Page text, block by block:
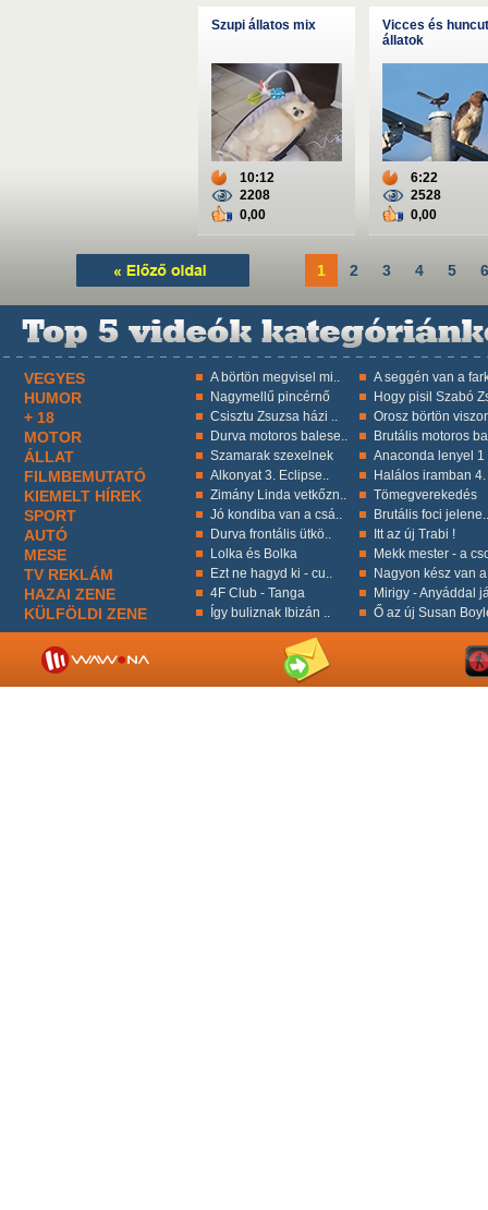
Szupi állatos mix
10:12
2208
0,00
Vicces és huncut
állatok
6:22
2528
0,00
1 2 3 4 5 6
VEGYES A börtön megvisel mi.. A seggén van a
HUMOR Nagymellű pincérnő Hogy pisil Szabó
+ 18 Csisztu Zsuzsa házi .. Orosz börtön
MOTOR Durva motoros balese.. Brutális motoros
ÁLLAT Szamarak szexelnek Anaconda lenyel 1
FILMBEMUTATÓ Alkonyat 3. Eclipse.. Halálos iramban 4.
KIEMELT HÍREK Zimány Linda vetkőzn.. Tömegverekedés
SPORT Jó kondiba van a csá.. Brutális foci jelene..
AUTÓ Durva frontális ütkö.. Itt az új Trabi !
MESE Lolka és Bolka Mekk mester - a
TV REKLÁM Ezt ne hagyd ki - cu.. Nagyon kész van
HAZAI ZENE 4F Club - Tanga Mirigy - Anyáddal
KÜLFÖLDI ZENE Így buliznak Ibizán .. Ő az új Susan